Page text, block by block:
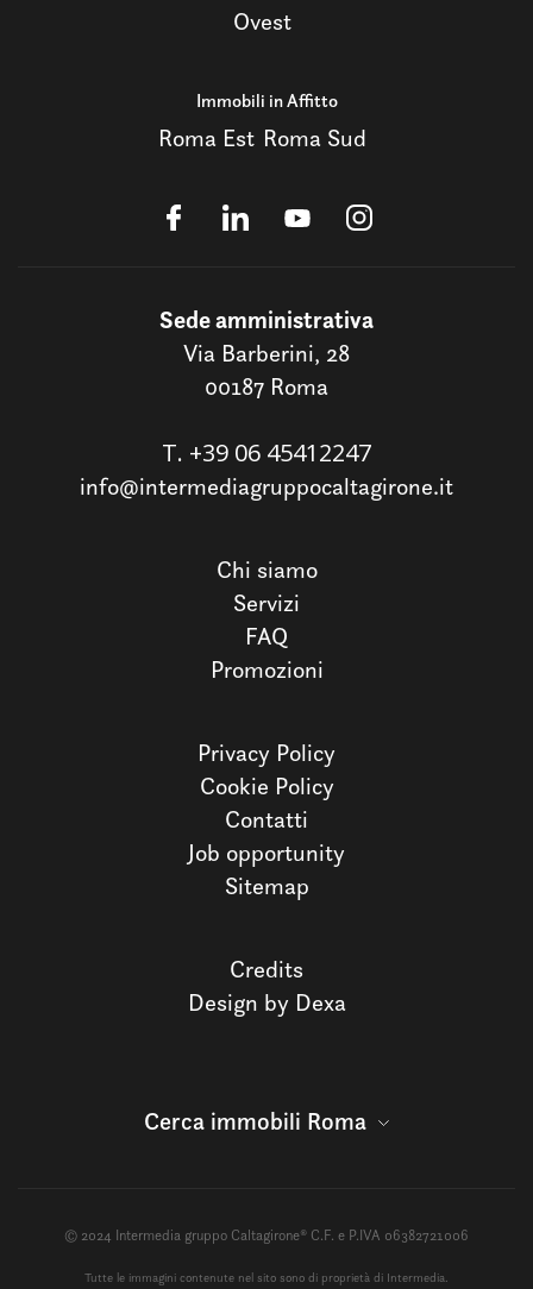
Ovest
Immobili in Affitto
Roma Est Roma Sud
Sede amministrativa
Via Barberini, 28
00187 Roma
T. +39 06 45412247
info@intermediagruppocaltagirone.it
Chi siamo
Servizi
FAQ
Promozioni
Privacy Policy
Cookie Policy
Contatti
Job opportunity
Sitemap
Credits
Design by Dexa
Cerca immobili Roma
© 2024 Intermedia gruppo Caltagirone® C.F. e P.IVA 06382721006
Tutte le immagini contenute nel sito sono di proprietà di Intermedia.